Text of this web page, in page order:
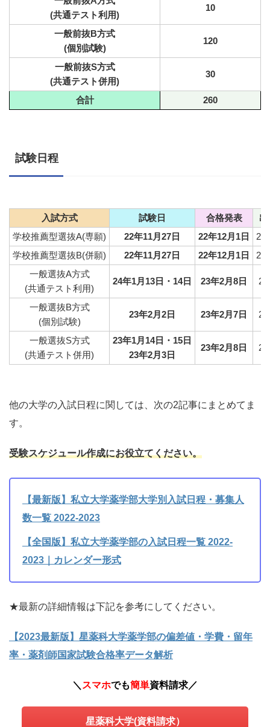
(共通テスト利用)
10
一般前抜B方式
(個別試験)
120
一般前抜S方式
(共通テスト併用)
30
合計 260
試験日程
入試方式 試験日 合格発表
学校推薦型選抜A(専願)
22年11月27日 22年12月1日
22
学校推薦型選抜B(併願)
22年11月27日 22年12月1日
22
一般選抜A方式
(共通テスト利用)
24年1月13日・14日 23年2月8日
一般選抜B方式
(個別試験)
23年2月2日 23年2月7日
一般選抜S方式
(共通テスト併用)
23年1月14日・15日
23年2月3日
23年2月8日
他の大学の入試日程に関しては、次の2記事にまとめてま
す。
受験スケジュール作成にお役立てください。
【最新版】私立大学薬学部大学別入試日程・募集人
数一覧 2022-2023
【全国版】私立大学薬学部の入試日程一覧 2022-
2023｜カレンダー形式
★最新の詳細情報は下記を参考にしてください。
【2023最新版】星薬科大学薬学部の偏差値・学費・留年
率・薬剤師国家試験合格率データ解析
＼ スマホでも簡単資料請求／
星薬科大学(資料請求）